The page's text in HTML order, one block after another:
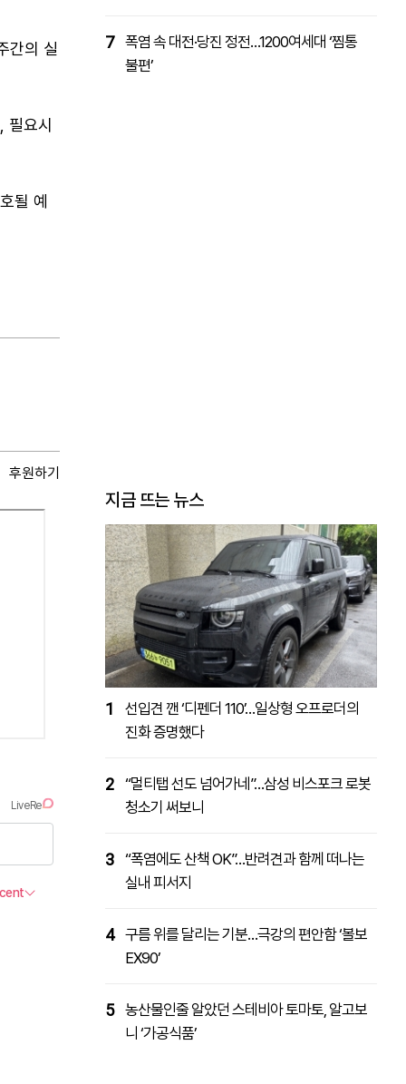
간의 실
요시
될 예
후원하기
7 폭염 속 대전·당진 정전…1200여세대 ‘찜통
불편’
지금 뜨는 뉴스
1
선입견 깬 ‘디펜더 110’…일상형 오프로더의
진화 증명했다
2 “멀티탭 선도 넘어가네”…삼성 비스포크 로봇
청소기 써보니
3 “폭염에도 산책 OK”…반려견과 함께 떠나는
실내 피서지
4 구름 위를 달리는 기분…극강의 편안함 ‘볼보
EX90’
5 농산물인줄 알았던 스테비아 토마토, 알고보
니 ‘가공식품’